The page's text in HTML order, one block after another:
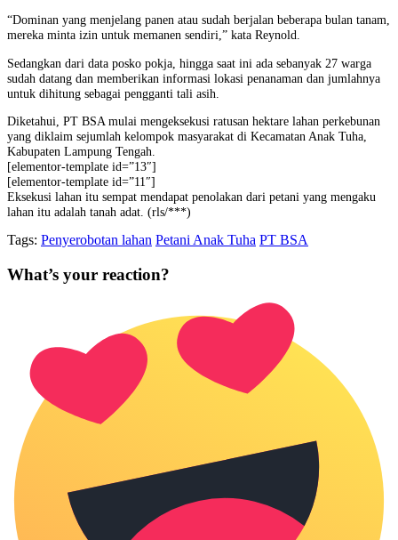
“Dominan yang menjelang panen atau sudah berjalan beberapa bulan tanam,
mereka minta izin untuk memanen sendiri,” kata Reynold.
Sedangkan dari data posko pokja, hingga saat ini ada sebanyak 27 warga
sudah datang dan memberikan informasi lokasi penanaman dan jumlahnya
untuk dihitung sebagai pengganti tali asih.
Diketahui, PT BSA mulai mengeksekusi ratusan hektare lahan perkebunan
yang diklaim sejumlah kelompok masyarakat di Kecamatan Anak Tuha,
Kabupaten Lampung Tengah.
[elementor-template id=”13″]
[elementor-template id=”11″]
Eksekusi lahan itu sempat mendapat penolakan dari petani yang mengaku
lahan itu adalah tanah adat. (rls/***)
Tags: Penyerobotan lahan Petani Anak Tuha PT BSA
What’s your reaction?